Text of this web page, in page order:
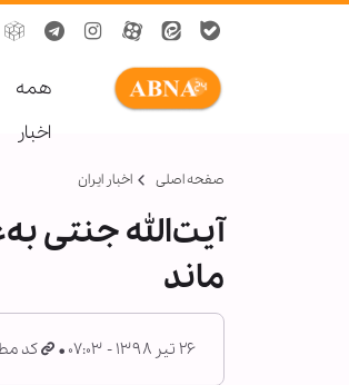
همه
اخبار
صفحه اصلی اخبار ایران
آیت‌الله جنتی
ماند
۲۶ تیر ۱۳۹۸ - ۰۷:۰۳ کد